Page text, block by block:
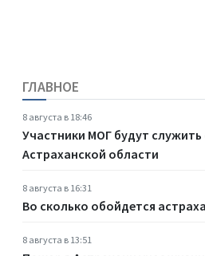
ГЛАВНОЕ
8 августа в 18:46
Участники МОГ будут служить
Астраханской области
8 августа в 16:31
Во сколько обойдется
8 августа в 13:51